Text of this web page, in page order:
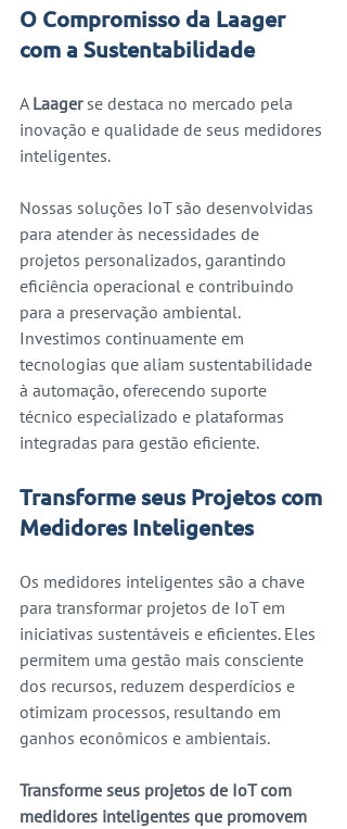
O Compromisso da Laager
com a Sustentabilidade
A Laager se destaca no mercado pela
inovação e qualidade de seus medidores
inteligentes.
Nossas soluções IoT são desenvolvidas
para atender às necessidades de
projetos personalizados, garantindo
eficiência operacional e contribuindo
para a preservação ambiental.
Investimos continuamente em
tecnologias que aliam sustentabilidade
à automação, oferecendo suporte
técnico especializado e plataformas
integradas para gestão eficiente.
Transforme seus Projetos com
Medidores Inteligentes
Os medidores inteligentes são a chave
para transformar projetos de IoT em
iniciativas sustentáveis e eficientes. Eles
permitem uma gestão mais consciente
dos recursos, reduzem desperdícios e
otimizam processos, resultando em
ganhos econômicos e ambientais.
Transforme seus projetos de IoT com
medidores inteligentes que promovem